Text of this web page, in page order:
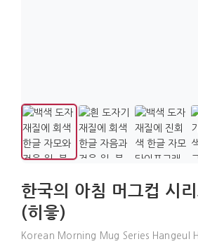
한국의 아침 머그컵 시
(히읗)
Korean Morning Mug Series Hangeul